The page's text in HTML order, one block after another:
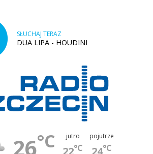
SŁUCHAJ TERAZ
DUA LIPA - HOUDINI
26°C jutro
°C
pojutrze
°C